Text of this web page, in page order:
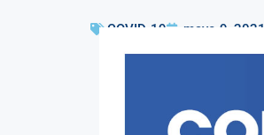
COVID-19 mayo 9, 2021